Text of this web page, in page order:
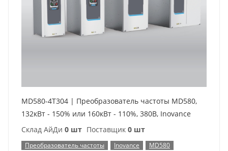
MD580-4T304 | Преобразователь частоты MD580,
132кВт - 150% или 160кВт - 110%, 380В, Inovance
Склад АйДи 0 шт Поставщик 0 шт
Преобразователь частоты Inovance
MD580